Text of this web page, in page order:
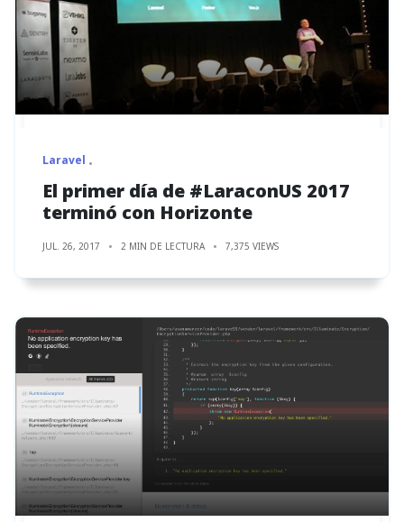
Laravel
El primer día de #LaraconUS 2017
terminó con Horizonte
JUL. 26, 2017 2 MIN DE LECTURA 7,375 VIEWS